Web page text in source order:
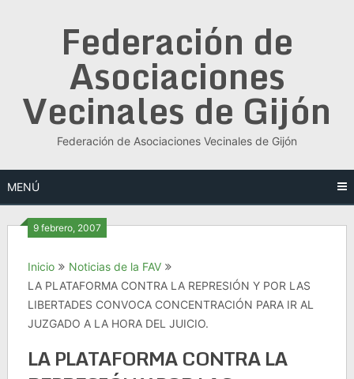
Federación de
Asociaciones
Vecinales de Gijón
Federación de Asociaciones Vecinales de Gijón
MENÚ
9 febrero, 2007
Inicio
Noticias de la FAV
LA PLATAFORMA CONTRA LA REPRESIÓN Y POR LAS
LIBERTADES CONVOCA CONCENTRACIÓN PARA IR AL
JUZGADO A LA HORA DEL JUICIO.
LA PLATAFORMA CONTRA LA